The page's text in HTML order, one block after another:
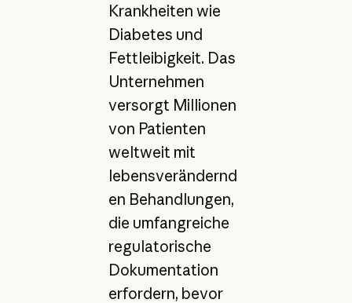
Krankheiten wie
Diabetes und
Fettleibigkeit. Das
Unternehmen
versorgt Millionen
von Patienten
weltweit mit
lebensverändernd
en Behandlungen,
die umfangreiche
regulatorische
Dokumentation
erfordern, bevor